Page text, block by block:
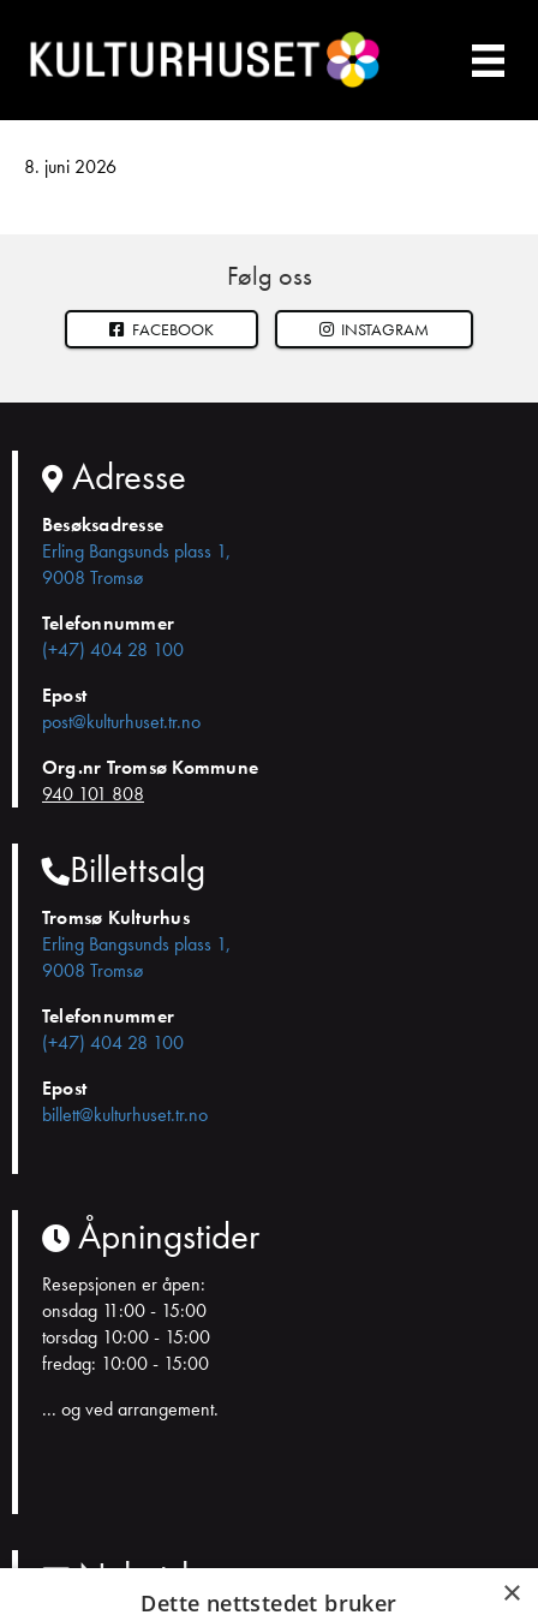
8. juni 2026
Følg oss
FACEBOOK INSTAGRAM
Adresse
Besøksadresse
Erling Bangsunds plass 1,
9008 Tromsø
Telefonnummer
(+47) 404 28 100
Epost
post@kulturhuset.tr.no
Org.nr Tromsø Kommune
940 101 808
Billettsalg
Tromsø Kulturhus
Erling Bangsunds plass 1,
9008 Tromsø
Telefonnummer
(+47) 404 28 100
Epost
billett@kulturhuset.tr.no
Åpningstider
Resepsjonen er åpen:
onsdag 11:00 - 15:00
torsdag 10:00 - 15:00
fredag: 10:00 - 15:00
... og ved arrangement.
Nyhetsbrev ×
Dette nettstedet bruker